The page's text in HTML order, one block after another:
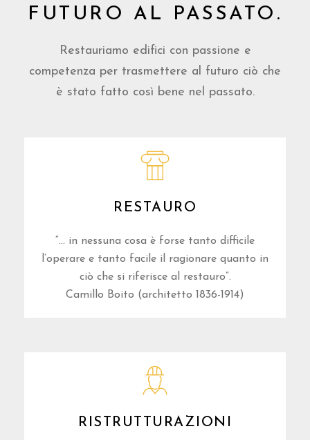
FUTURO AL PASSATO.
Restauriamo edifici con passione e
competenza per trasmettere al futuro ciò che
è stato fatto così bene nel passato.
RESTAURO
“… in nessuna cosa è forse tanto difficile
l’operare e tanto facile il ragionare quanto in
ciò che si riferisce al restauro”.
Camillo Boito (architetto 1836-1914)
RISTRUTTURAZIONI